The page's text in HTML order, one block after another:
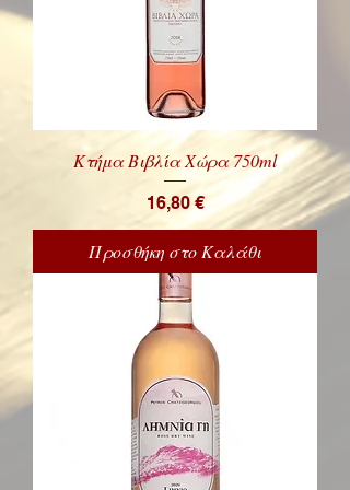
Κτήμα Βιβλία Χώρα 750ml
Price
16,80 €
Προσθήκη στο Καλάθι